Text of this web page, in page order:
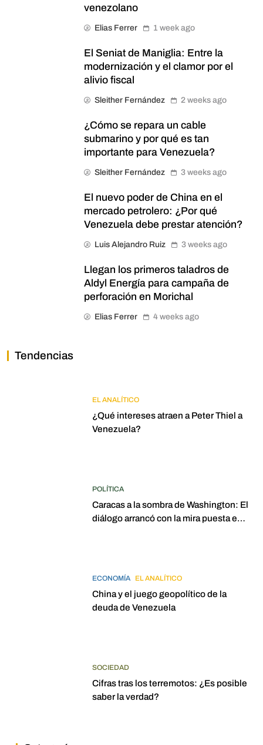
venezolano
Elias Ferrer 1 week ago
El Seniat de Maniglia: Entre la
modernización y el clamor por el
alivio fiscal
Sleither Fernández 2 weeks ago
¿Cómo se repara un cable
submarino y por qué es tan
importante para Venezuela?
Sleither Fernández 3 weeks ago
El nuevo poder de China en el
mercado petrolero: ¿Por qué
Venezuela debe prestar atención?
Luis Alejandro Ruiz 3 weeks ago
Llegan los primeros taladros de
Aldyl Energía para campaña de
perforación en Morichal
Elias Ferrer 4 weeks ago
Tendencias
EL ANALÍTICO
¿Qué intereses atraen a Peter Thiel a
Venezuela?
POLÍTICA
Caracas a la sombra de Washington: El
diálogo arrancó con la mira puesta en
ECONOMÍA EL ANALÍTICO
China y el juego geopolítico de la
deuda de Venezuela
SOCIEDAD
Cifras tras los terremotos: ¿Es posible
saber la verdad?